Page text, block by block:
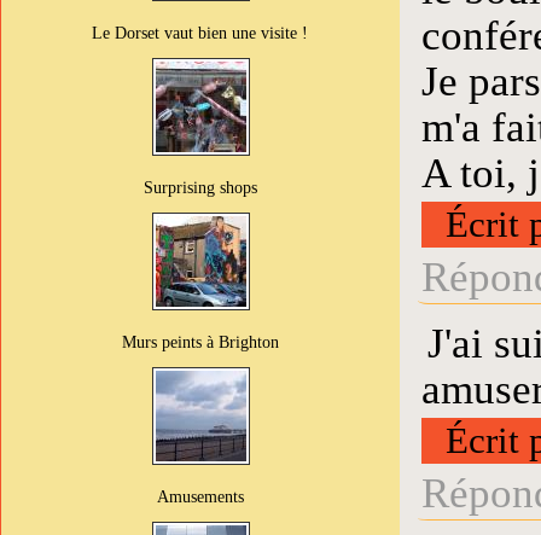
Le Dorset vaut bien une visite !
Surprising shops
Murs peints à Brighton
Amusements
Je
m'a
A toi,
Écrit
J'ai
Écrit